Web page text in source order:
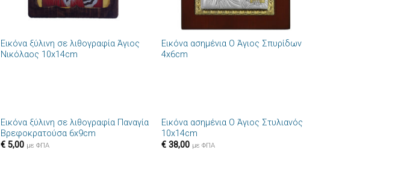
Εικόνα ξύλινη σε λιθογραφία Άγιος
Νικόλαος 10x14cm
Εικόνα ασημένια Ο Άγιος Σπυρίδων
4x6cm
Πρόσθήκη
Εικόνα ξύλινη σε λιθογραφία Παναγία
Βρεφοκρατούσα 6x9cm
€ 5,00 με ΦΠΑ
Πρόσθήκη
Εικόνα ασημένια Ο Άγιος Στυλιανός
10x14cm
€38,00 με ΦΠΑ